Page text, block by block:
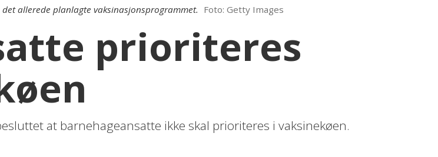
allerede planlagte vaksinasjonsprogrammet. Foto: Getty Images
prioriteres
at barnehageansatte ikke skal prioriteres i vaksinekøen.